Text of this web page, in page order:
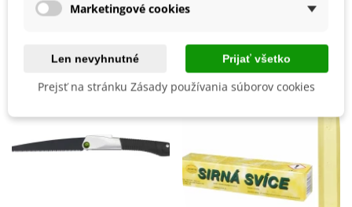
Mohli byste ešte potrebovať
Marketingové cookies
Len nevyhnutné Prijať všetko
Prejsť na stránku Zásady používania súborov cookies